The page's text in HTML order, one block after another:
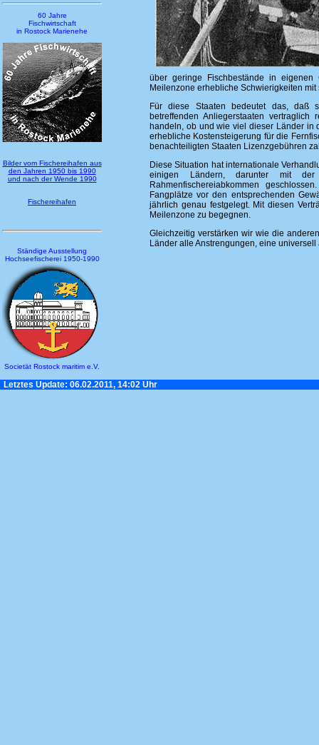
60 Jahre
Fischwirtschaft
in Rostock Marienehe
Bilder vom Fischereihafen aus
den Jahren 1950 bis 1990
und nach der Wende 1990
Fischereihafen
Ständige Ausstellung
Hochseefischerei 1950-1990
Societät Rostock maritim e.V.
über geringe Fischbestände in
Meilenzone erhebliche Schwierigkeiten
Für diese Staaten bedeutet das, daß
betreffenden Anliegerstaaten
handeln, ob und wie viel dieser Länder in
erhebliche Kostensteigerung für die
benachteiligten Staaten Lizenzgebühren
Diese Situation hat internationale
einigen Ländern, darunter mit
Rahmenfischereiabkommen
Fangplätze vor den entsprechenden
jährlich genau festgelegt. Mit diesen
Meilenzone zu begegnen.
Gleichzeitig verstärken wir wie die
Länder alle Anstrengungen, eine
Letztes Update: 06.02.2011, 14:02 Uhr